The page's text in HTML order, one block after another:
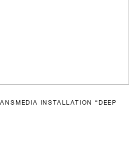
INSTALLATION “DEEP